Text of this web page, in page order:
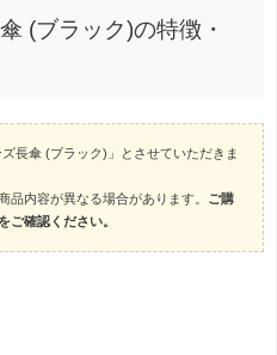
(ブラック)の特徴・
長傘 (ブラック)」とさせていただきま
品内容が異なる場合があります。 ご購
ご確認ください。